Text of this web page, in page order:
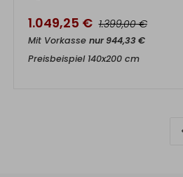
1.049,25 € 1.399,00€
Mit Vorkasse nur944,33€
Preisbeispiel 140x200 cm